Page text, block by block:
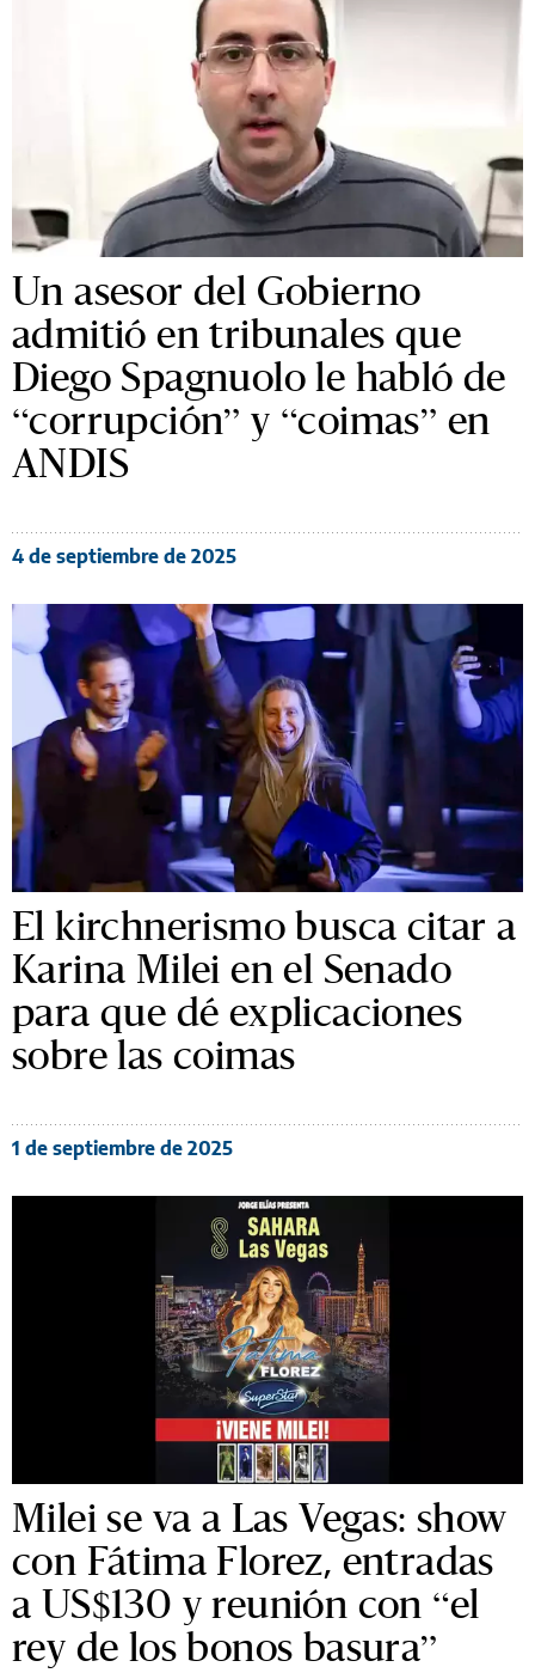
Un asesor del Gobierno
admitió en tribunales que
Diego Spagnuolo le habló de
“corrupción” y “coimas” en
ANDIS
4 de septiembre de 2025
El kirchnerismo busca citar a
Karina Milei en el Senado
para que dé explicaciones
sobre las coimas
1 de septiembre de 2025
Milei se va a Las Vegas: show
con Fátima Florez, entradas
a US$130 y reunión con “el
rey de los bonos basura”